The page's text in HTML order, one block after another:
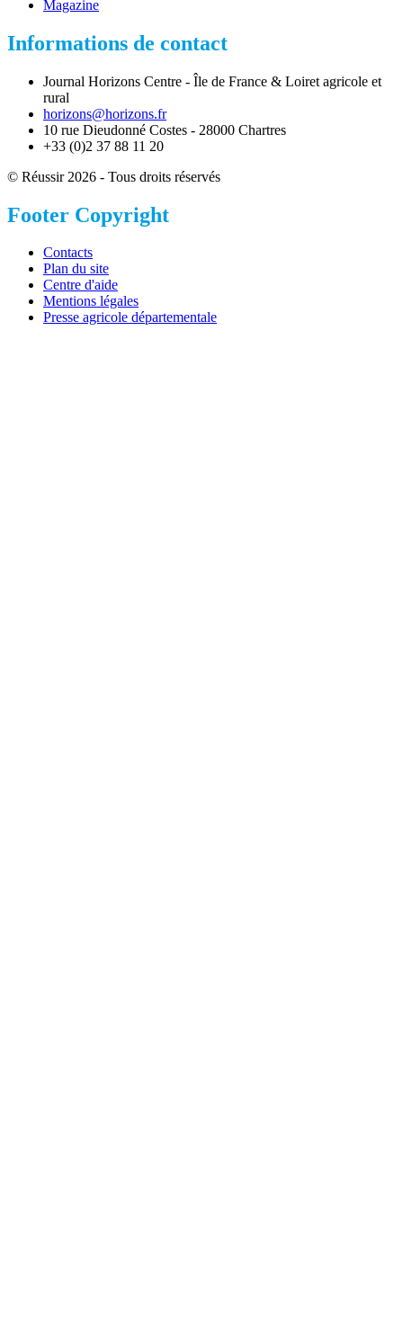
Magazine
Informations de contact
Journal Horizons Centre - Île de France & Loiret agricole et
rural
horizons@horizons.fr
10 rue Dieudonné Costes - 28000 Chartres
+33 (0)2 37 88 11 20
© Réussir 2026 - Tous droits réservés
Footer Copyright
Contacts
Plan du site
Centre d'aide
Mentions légales
Presse agricole départementale